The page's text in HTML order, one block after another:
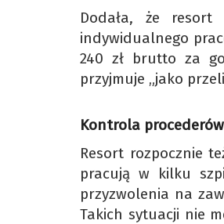
Dodała, że
indywidualnego
240 zł brutto za
przyjmuje „jako
Kontrola
Resort rozpocznie
pracują w kilku
przyzwolenia na
Takich sytuacji nie